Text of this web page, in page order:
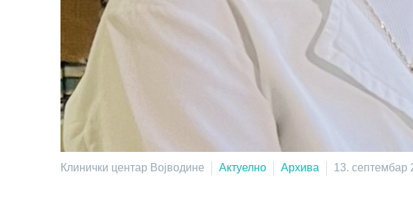
Клинички центар Војводине Актуелно Архива 13. септембар